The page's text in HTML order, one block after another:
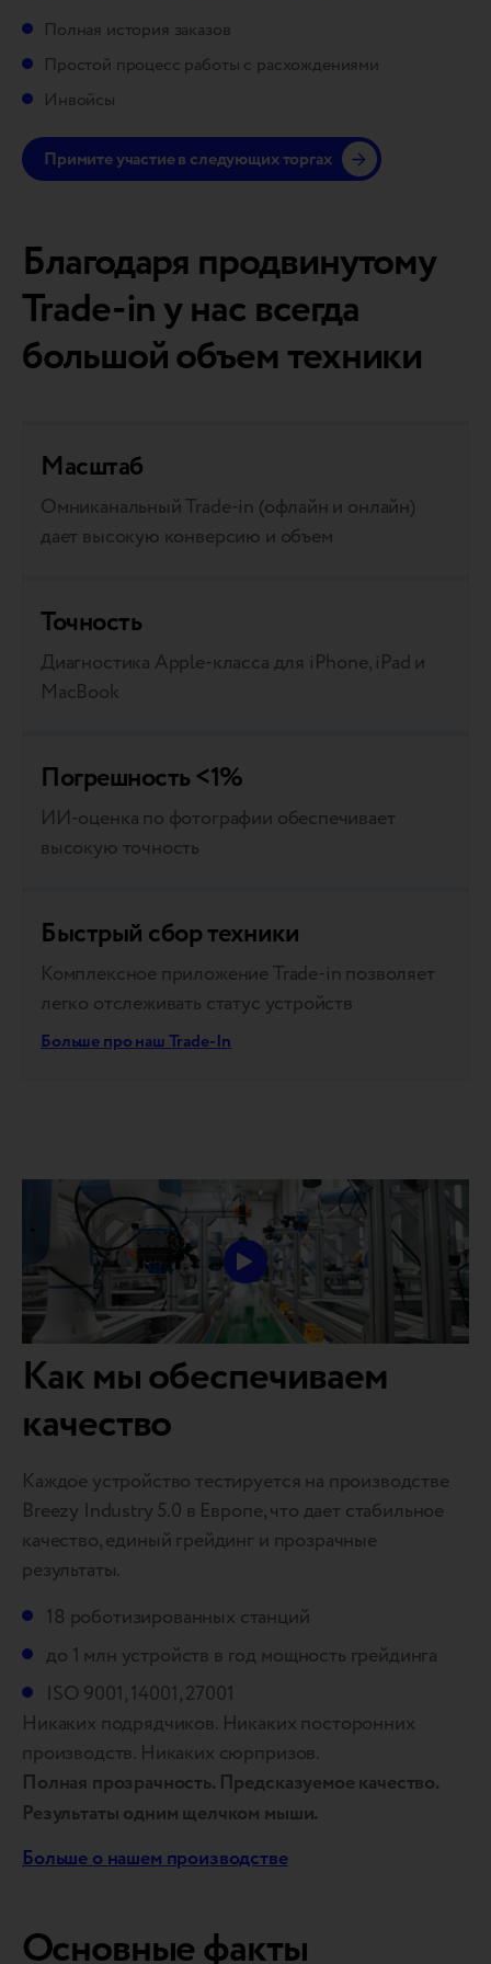
Полная история заказов
Простой процесс работы с расхождениями
Инвойсы
Примите участие в следующих торгах
Благодаря продвинутому
Trade-in у нас всегда
большой объем техники
Масштаб
Омниканальный Trade-in (офлайн и онлайн)
дает высокую конверсию и объем
Точность
Диагностика Apple-класса для iPhone, iPad и
MacBook
Погрешность <1%
ИИ-оценка по фотографии обеспечивает
высокую точность
Быстрый сбор техники
Комплексное приложение Trade-in позволяет
легко отслеживать статус устройств
Больше про наш Trade-In
Как мы обеспечиваем
качество
Каждое устройство тестируется на производстве
Breezy Industry 5.0 в Европе, что дает стабильное
качество, единый грейдинг и прозрачные
результаты.
18 роботизированных станций
до 1 млн устройств в год мощность грейдинга
ISO 9001, 14001, 27001
Никаких подрядчиков. Никаких посторонних
производств. Никаких сюрпризов.
Полная прозрачность. Предсказуемое качество.
Результаты одним щелчком мыши.
Больше о нашем производстве
Основные факты